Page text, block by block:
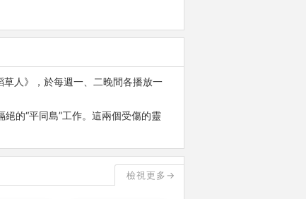
人》，於每週一、二晚間各播放一
的“平同島”工作。這兩個受傷的靈
檢視更多→